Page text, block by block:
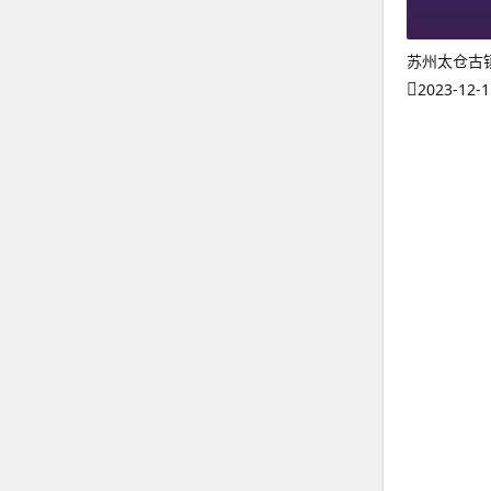
苏州太仓古
2023-12-